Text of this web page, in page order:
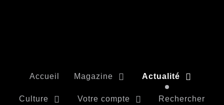
Accueil Magazine Actualité
Culture Votre compte Rechercher